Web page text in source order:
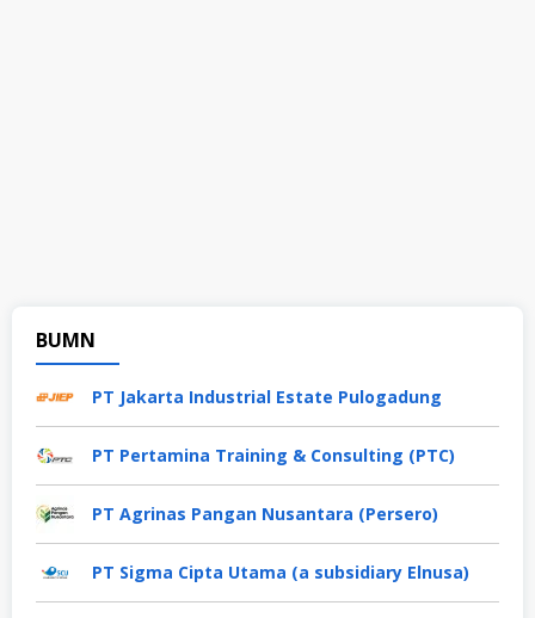
BUMN
PT Jakarta Industrial Estate Pulogadung
PT Pertamina Training & Consulting (PTC)
PT Agrinas Pangan Nusantara (Persero)
PT Sigma Cipta Utama (a subsidiary Elnusa)